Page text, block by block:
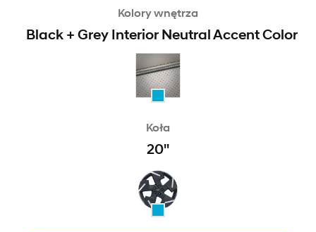
Kolory wnętrza
Black + Grey Interior Neutral Accent Color
Koła
20''